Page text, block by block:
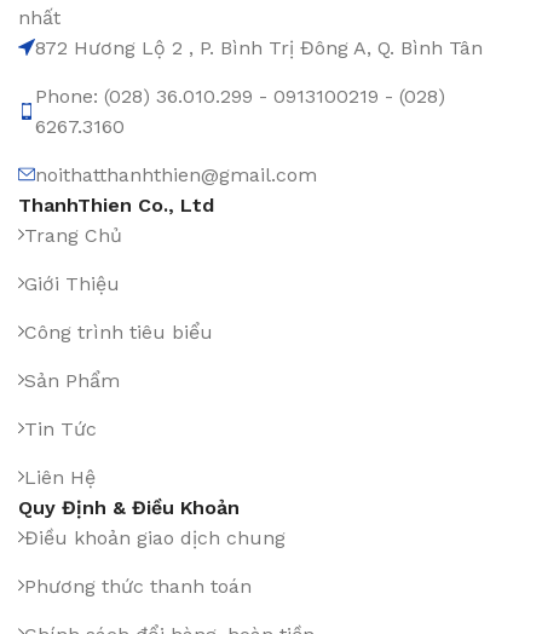
nhất
872 Hương Lộ 2 , P. Bình Trị Đông A, Q. Bình Tân
Phone: (028) 36.010.299 - 0913100219 - (028)
6267.3160
noithatthanhthien@gmail.com
ThanhThien Co., Ltd
Trang Chủ
Giới Thiệu
Công trình tiêu biểu
Sản Phẩm
Tin Tức
Liên Hệ
Quy Định & Điều Khoản
Điều khoản giao dịch chung
Phương thức thanh toán